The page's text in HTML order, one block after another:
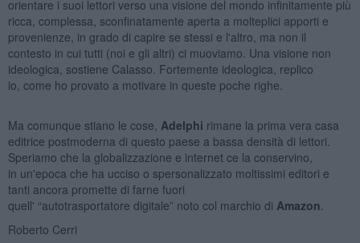
orientare i suoi lettori verso una visione del mondo infinitamente più
ricca, complessa, sconfinatamente aperta a molteplici apporti e
provenienze, in grado di capire se stessi e l'altro, ma non il
contesto in cui tutti (noi e gli altri) ci muoviamo. Una visione non
ideologica, sostiene Calasso. Fortemente ideologica, replico
io, come ho provato a motivare in queste poche righe.
Ma comunque stiano le cose, Adelphi rimane la prima vera casa
editrice post­moderna di questo paese a bassa densità di lettori.
Speriamo che la globalizzazione e internet ce la conservino,
in un'epoca che ha ucciso o spersonalizzato moltissimi editori e
tanti ancora promette di farne fuori
quell' “autotrasportatore digitale” noto col marchio di Amazon
Roberto Cerri